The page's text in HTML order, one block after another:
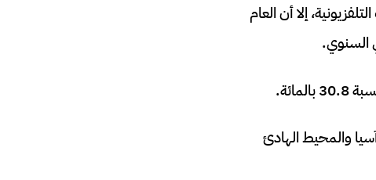
إلا أن العام
والمحيط الهادئ